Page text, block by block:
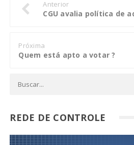
Anterior
Próxima
Quem está apto a votar ?
REDE DE CONTROLE